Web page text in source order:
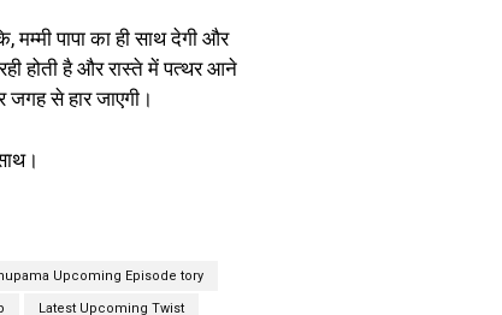
पापा का ही साथ देगी और
होती है और रास्ते में पत्थर आने
से हार जाएगी।
Upcoming Episode tory
Latest Upcoming Twist